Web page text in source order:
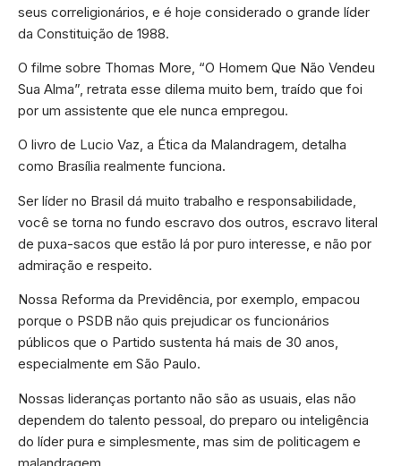
seus correligionários, e é hoje considerado o grande líder
da Constituição de 1988.
O filme sobre Thomas More, “O Homem Que Não Vendeu
Sua Alma”, retrata esse dilema muito bem, traído que foi
por um assistente que ele nunca empregou.
O livro de Lucio Vaz, a Ética da Malandragem, detalha
como Brasília realmente funciona.
Ser líder no Brasil dá muito trabalho e responsabilidade,
você se torna no fundo escravo dos outros, escravo literal
de puxa-sacos que estão lá por puro interesse, e não por
admiração e respeito.
Nossa Reforma da Previdência, por exemplo, empacou
porque o PSDB não quis prejudicar os funcionários
públicos que o Partido sustenta há mais de 30 anos,
especialmente em São Paulo.
Nossas lideranças portanto não são as usuais, elas não
dependem do talento pessoal, do preparo ou inteligência
do líder pura e simplesmente, mas sim de politicagem e
malandragem.